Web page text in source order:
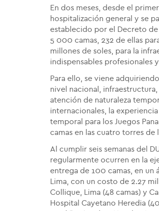
En dos meses, desde el
hospitalización general y se
establecido por el Decreto
5 000 camas, 232 de ellas
millones de soles, para la
indispensables profesionales
Para ello, se viene
nivel nacional,
atención de naturaleza
internacionales, la
temporal para los Juegos
camas en las cuatro torres de
Al cumplir seis semanas del
regularmente ocurren en la
entrega de 100 camas, en un
Lima, con un costo de 2.27
Collique, Lima (48 camas) y
Hospital Cayetano Heredia